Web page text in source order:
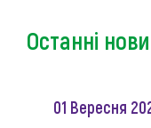
Останні
01 Вересня